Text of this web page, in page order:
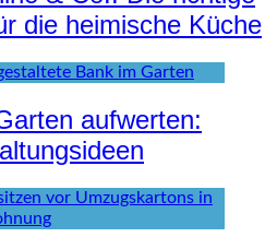
die heimische Küche
aufwerten: